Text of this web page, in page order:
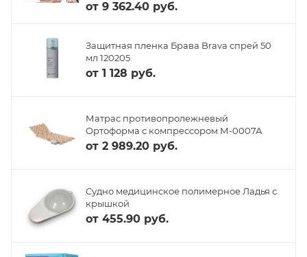
от 9 362.40 руб.
Защитная пленка Брава Brava спрей 50
мл 120205
от 1 128 руб.
Матрас противопролежневый
Ортоформа с компрессором М-0007А
от 2 989.20 руб.
Судно медицинское полимерное Ладья с
крышкой
от 455.90 руб.